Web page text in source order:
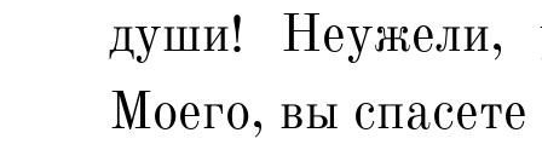
души! Неужели,
Моего, вы